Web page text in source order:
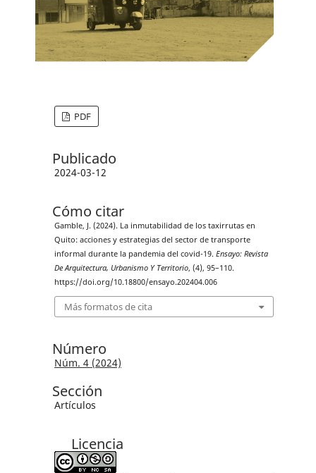
PDF
Publicado
2024-03-12
Cómo citar
Gamble, J. (2024). La inmutabilidad de los taxirrutas en
Quito: acciones y estrategias del sector de transporte
informal durante la pandemia del covid-19. Ensayo: Revista
De Arquitectura, Urbanismo Y Territorio, (4), 95–110.
https://doi.org/10.18800/ensayo.202404.006
Más formatos de cita
Número
Núm. 4 (2024)
Sección
Artículos
Licencia